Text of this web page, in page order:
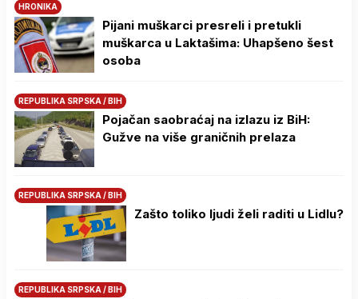
HRONIKA
Pijani muškarci presreli i pretukli
muškarca u Laktašima: Uhapšeno šest
osoba
REPUBLIKA SRPSKA / BIH
Pojačan saobraćaj na izlazu iz BiH:
Gužve na više graničnih prelaza
REPUBLIKA SRPSKA / BIH
Zašto toliko ljudi želi raditi u Lidlu?
REPUBLIKA SRPSKA / BIH